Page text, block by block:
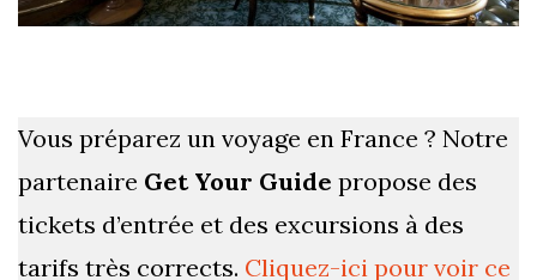
Vous préparez un voyage en France ? Notre
partenaire Get Your Guide propose des
tickets d’entrée et des excursions à des
tarifs très corrects. Cliquez-ici pour voir ce